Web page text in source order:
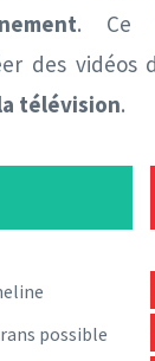
. Ce
des vidéos
télévision.
possible